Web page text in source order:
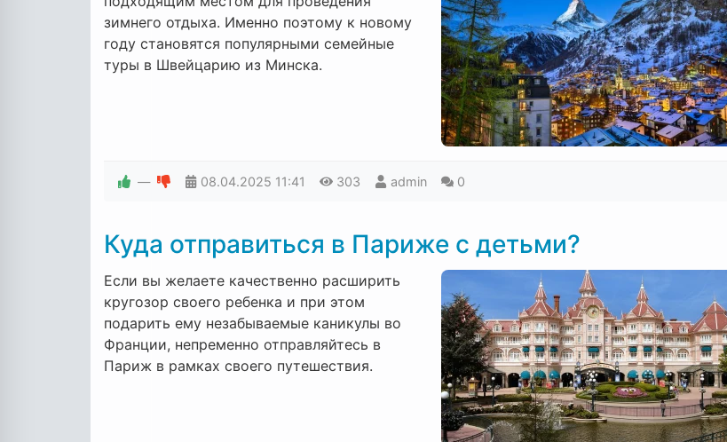
зимнего отдыха. Именно поэтому к новому
году становятся популярными семейные
туры в Швейцарию из Минска.
— 08.04.2025 11:41 303 admin 0
Куда отправиться в Париже с детьми?
Если вы желаете качественно расширить
кругозор своего ребенка и при этом
подарить ему незабываемые каникулы во
Франции, непременно отправляйтесь в
Париж в рамках своего путешествия.